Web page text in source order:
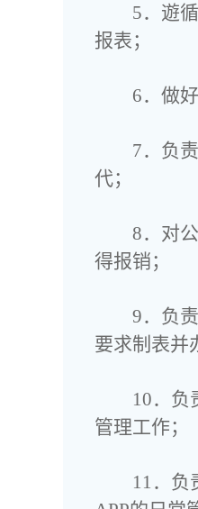
5．遊
报表；
6．做
7．负
代；
8．对
得报销；
9．负
要求制表并
10．负
管理工作；
11．负